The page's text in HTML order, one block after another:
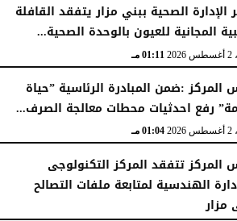
الإدارة الصحية ببني مزار يتفقد القافلة
المجانية للعيون بالوحدة الصحية...
01:11 مـ
المركز :ضمن المبادرة الرئاسية ”حياة
رفع احدثيات محطات معالجة الصرف...
01:04 مـ
المركز تتفقد المركز التكنولوجى
الهندسية لمتابعة ملفات التصالح
مزار